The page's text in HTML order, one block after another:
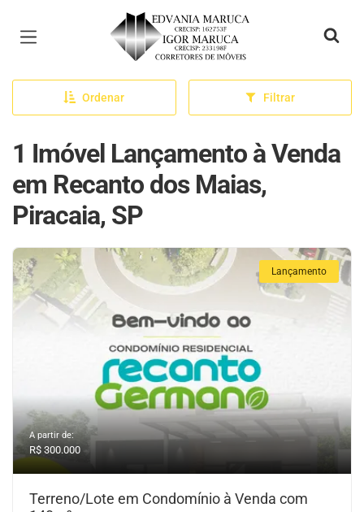
Página inicial
Ordenar Filtrar
1 Imóvel Lançamento à Venda
em Recanto dos Maias,
Piracaia, SP
Lançamento
A partir de:
R$ 300.000
Terreno/Lote em Condomínio à Venda com